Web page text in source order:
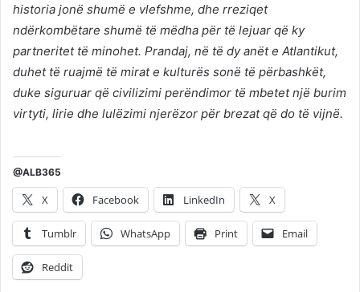
historia jonë shumë e vlefshme, dhe rreziqet
ndërkombëtare shumë të mëdha për të lejuar që ky
partneritet të minohet. Prandaj, në të dy anët e Atlantikut,
duhet të ruajmë të mirat e kulturës sonë të përbashkët,
duke siguruar që civilizimi perëndimor të mbetet një burim
virtyti, lirie dhe lulëzimi njerëzor për brezat që do të vijnë.
@ALB365
X Facebook LinkedIn X
Tumblr WhatsApp Print Email
Reddit